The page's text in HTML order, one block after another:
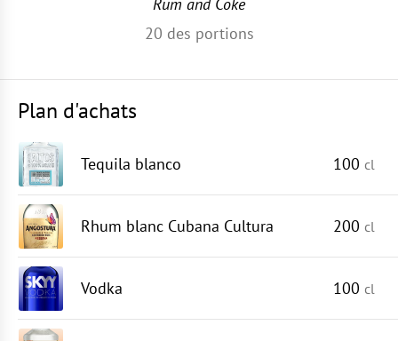
20 des portions
Plan d'achats
Tequila blanco 100 cl
Rhum blanc Cubana Cultura 200 cl
Vodka 100 cl